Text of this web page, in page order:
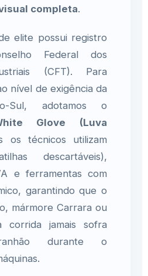
completa.
elite possui registro
Federal dos
(CFT). Para
nível de exigência da
Sul, adotamos o
Glove (Luva
os técnicos utilizam
descartáveis),
e ferramentas com
garantindo que o
mármore Carrara ou
corrida jamais sofra
durante o